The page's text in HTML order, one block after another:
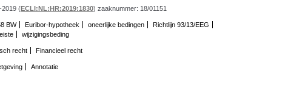
2019 (ECLI:NL:HR:2019:1830) zaaknummer: 18/01151
BW Euribor-hypotheek oneerlijke bedingen
Richtlijn 93/13/EEG
wijzigingsbeding
recht Financieel recht
Annotatie